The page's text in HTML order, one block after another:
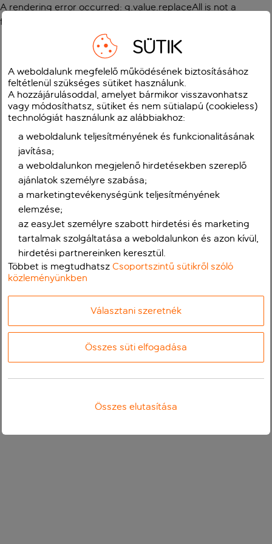
A rendering error occurred: g.value.replaceAll is not a
function
SÜTIK
A weboldalunk megfelelő működésének biztosításához
feltétlenül szükséges sütiket használunk.
A hozzájárulásoddal, amelyet bármikor visszavonhatsz
vagy módosíthatsz, sütiket és nem sütialapú (cookieless)
technológiát használunk az alábbiakhoz:
a weboldalunk teljesítményének és funkcionalitásának
javítása;
a weboldalunkon megjelenő hirdetésekben szereplő
ajánlatok személyre szabása;
a marketingtevékenységünk teljesítményének
elemzése;
az easyJet személyre szabott hirdetési és marketing
tartalmak szolgáltatása a weboldalunkon és azon kívül,
hirdetési partnereinken keresztül.
Többet is megtudhatszCsoportszintű sütikről szóló
közleményünkben
Választani szeretnék
Összes süti elfogadása
Összes elutasítása